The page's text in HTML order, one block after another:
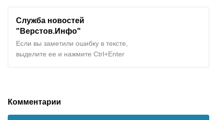
Служба новостей
"Верстов.Инфо"
Если вы заметили ошибку в тексте,
выделите ее и нажмите Ctrl+Enter
Комментарии